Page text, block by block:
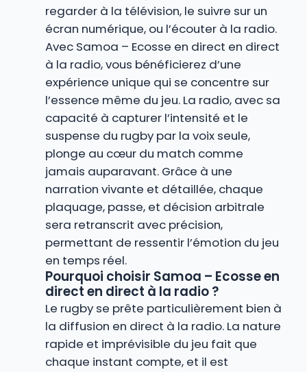
regarder à la télévision, le suivre sur un
écran numérique, ou l’écouter à la radio.
Avec Samoa – Ecosse en direct en direct
à la radio, vous bénéficierez d’une
expérience unique qui se concentre sur
l’essence même du jeu. La radio, avec sa
capacité à capturer l’intensité et le
suspense du rugby par la voix seule,
plonge au cœur du match comme
jamais auparavant. Grâce à une
narration vivante et détaillée, chaque
plaquage, passe, et décision arbitrale
sera retranscrit avec précision,
permettant de ressentir l’émotion du jeu
en temps réel.
Pourquoi choisir Samoa – Ecosse en
direct en direct à la radio ?
Le rugby se prête particulièrement bien à
la diffusion en direct à la radio. La nature
rapide et imprévisible du jeu fait que
chaque instant compte, et il est